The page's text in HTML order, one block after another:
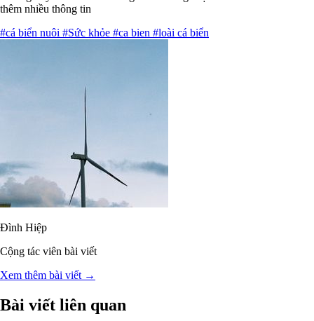
thêm nhiều thông tin
#cá biển nuôi #Sức khỏe #ca bien #loài cá biển
Đình Hiệp
Cộng tác viên bài viết
Xem thêm bài viết →
Bài viết liên quan